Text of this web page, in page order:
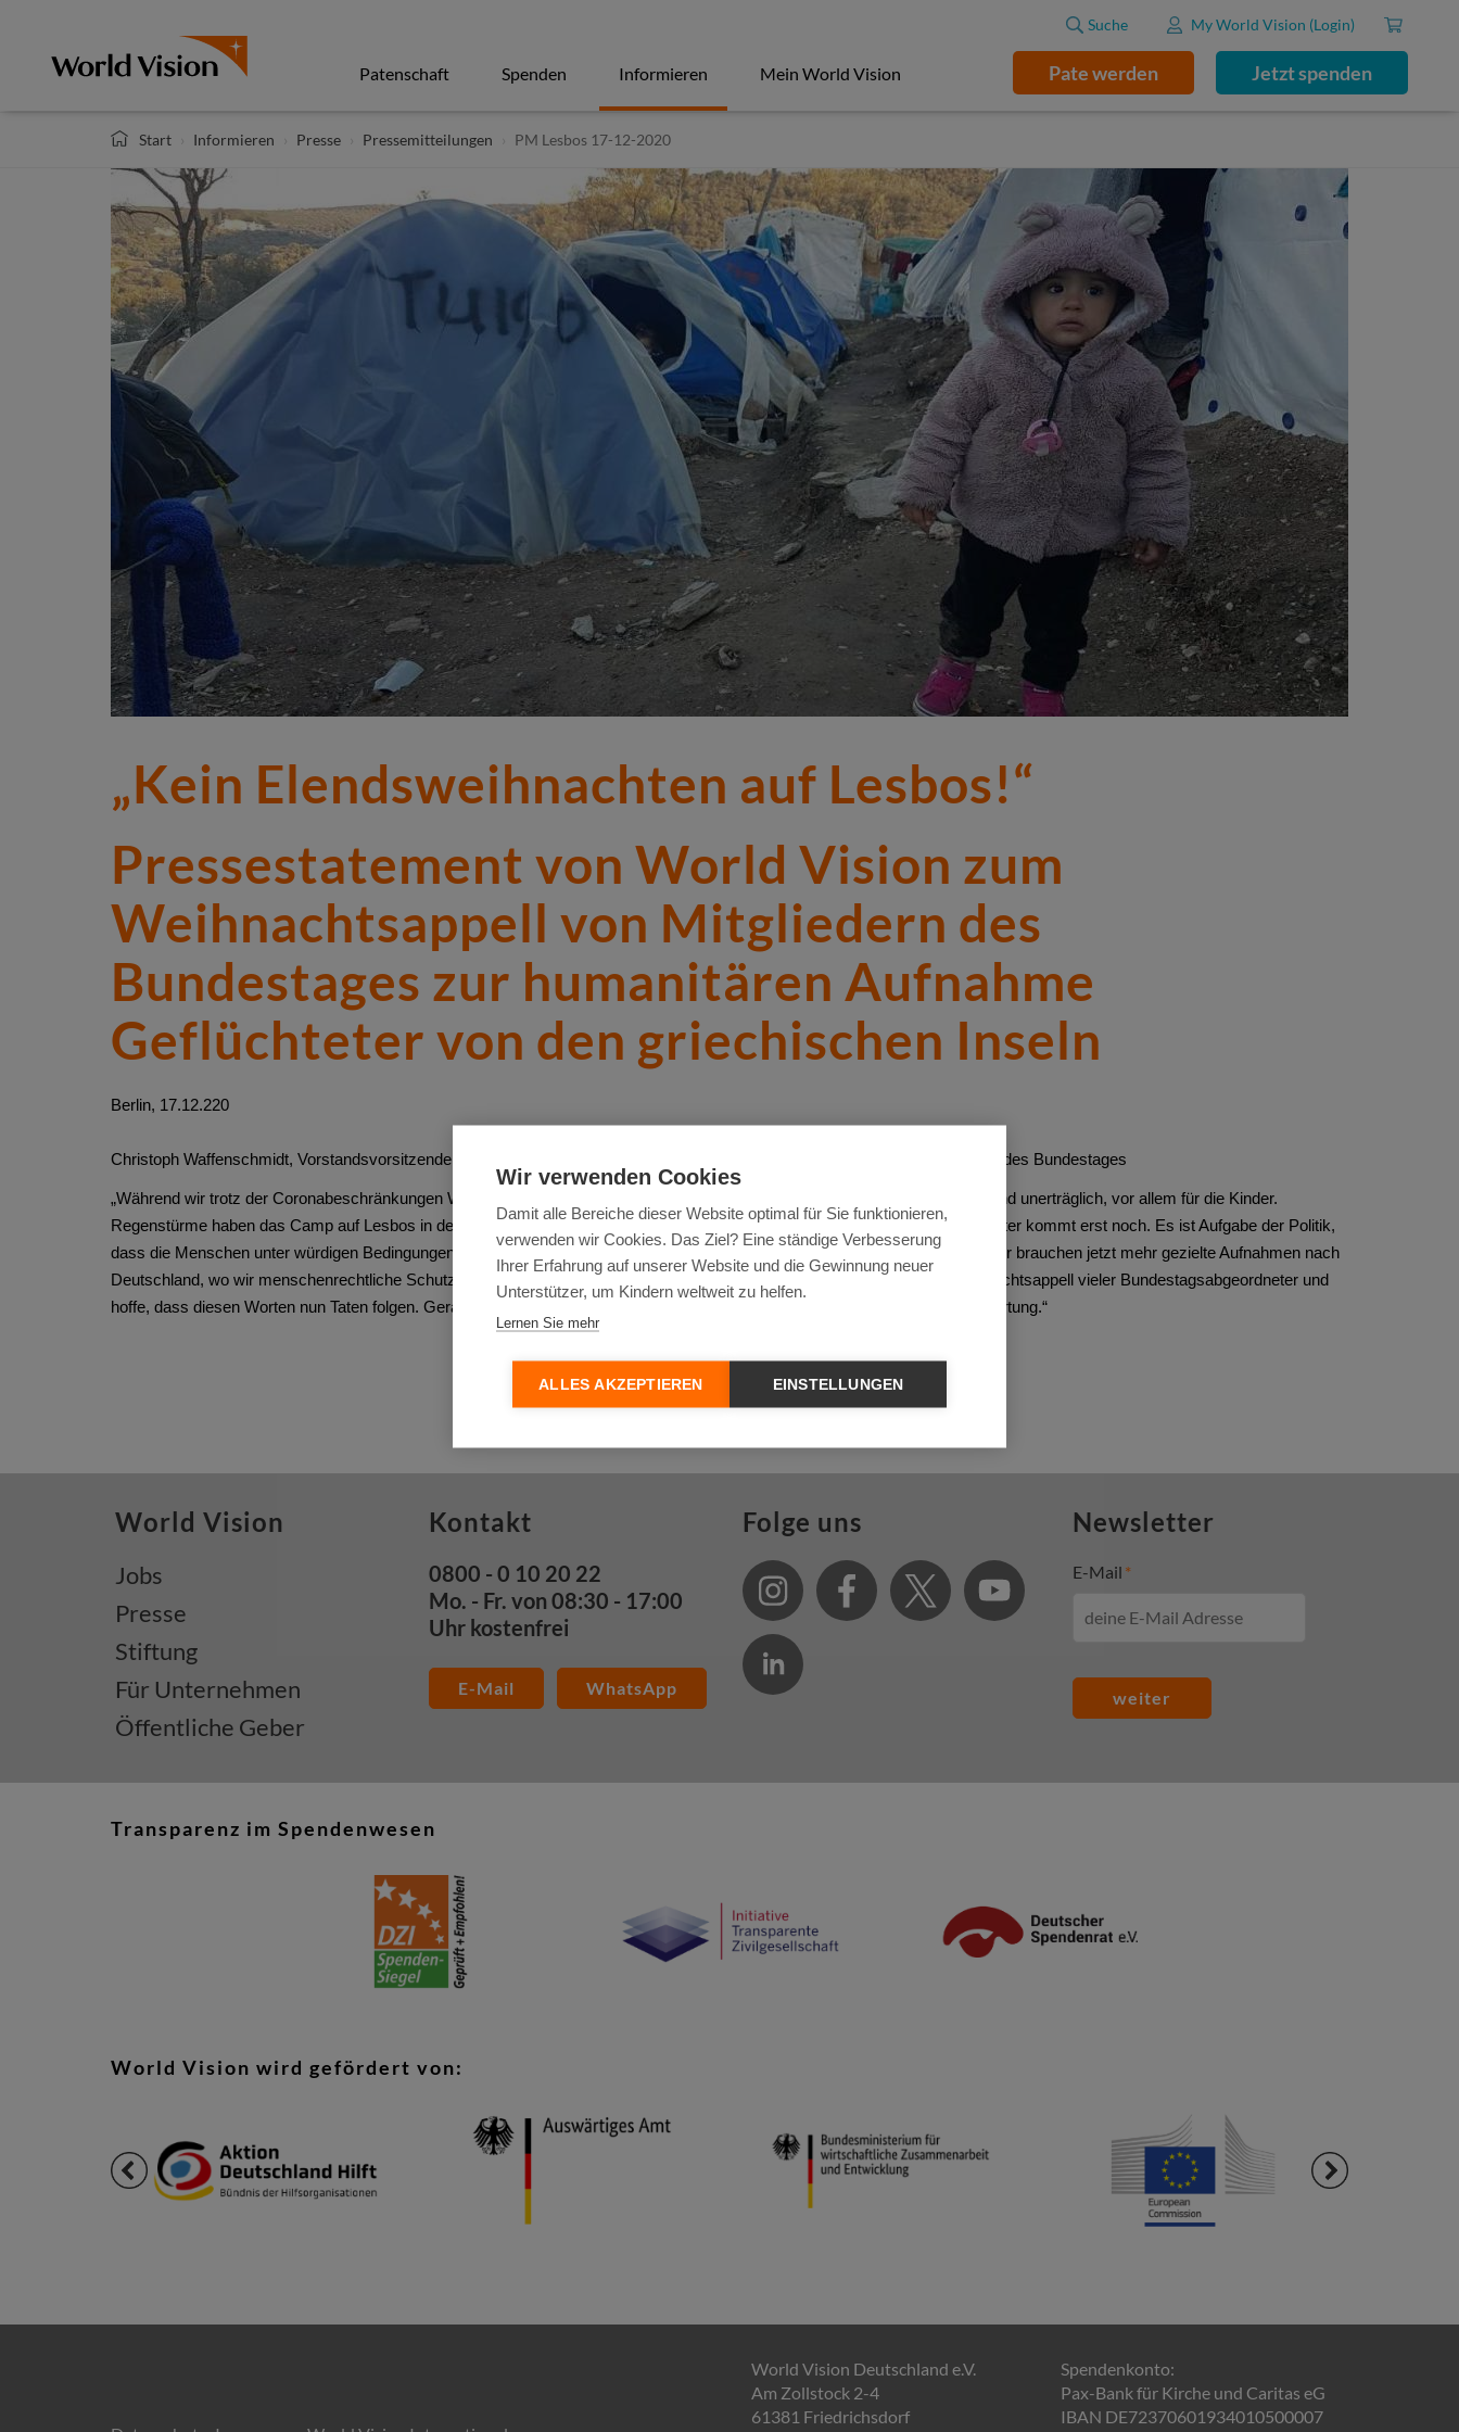
Patenschaft Spenden Informieren Mein World Vision Pate werden Jetzt spenden
Suche My World Vision (Login)
Start Informieren Presse Pressemitteilungen PM Lesbos 17-12-2020
„Kein Elendsweihnachten auf Lesbos!“
Pressestatement von World Vision zum
Weihnachtsappell von Mitgliedern des
Bundestages zur humanitären Aufnahme
Geflüchteter von den griechischen Inseln
Berlin, 17.12.220
Christoph Waffenschmidt, Vorstandsvorsitzender von World Vision Deutschland, unterstützt Weihnachtsappell von Mitgliedern des Bundestages
„Während wir trotz der Coronabeschränkungen Weihnachten feiern können, ist die Situation für Schutzsuchende in Griechenland unerträglich, vor allem für die Kinder.
Regenstürme haben das Camp auf Lesbos in den letzten Tagen schwer getroffen. Die Menschen leben in Zelten – und der Winter kommt erst noch. Es ist Aufgabe der Politik,
dass die Menschen unter würdigen Bedingungen untergebracht werden. Es darf kein Elendsweihnachten auf Lesbos geben. Wir brauchen jetzt mehr gezielte Aufnahmen nach
Deutschland, wo wir menschenrechtliche Schutzstandards einhalten können. Ich begrüße den fraktionsübergreifenden Weihnachtsappell vieler Bundestagsabgeordneter und
hoffe, dass diesen Worten nun Taten folgen. Gerade jetzt vor Weihnachten ist dies unsere christliche und humanitäre Verantwortung.“
World Vision
Jobs
Presse
Stiftung
Für Unternehmen
Öffentliche Geber
Kontakt
0800 - 0 10 20 22
Mo. - Fr. von 08:30 - 17:00
Uhr kostenfrei
E-Mail WhatsApp
Folge uns Newsletter
E-Mail
weiter
Transparenz im Spendenwesen
World Vision wird gefördert von:
World Vision Deutschland e.V.
Am Zollstock 2-4
61381 Friedrichsdorf
Spendenkonto:
Pax-Bank für Kirche und Caritas eG
IBAN DE72370601934010500007
Wir verwenden Cookies
Damit alle Bereiche dieser Website optimal für Sie funktionieren,
verwenden wir Cookies. Das Ziel? Eine ständige Verbesserung
Ihrer Erfahrung auf unserer Website und die Gewinnung neuer
Unterstützer, um Kindern weltweit zu helfen.
Lernen Sie mehr
ALLES AKZEPTIEREN EINSTELLUNGEN